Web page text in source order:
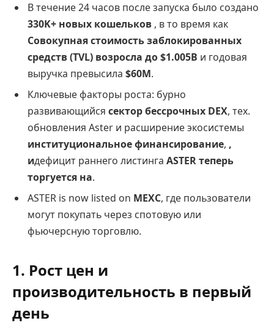
В течение 24 часов после запуска было создано
330K+ новых кошельков , в то время как
Совокупная стоимость заблокированных
средств (TVL) возросла до $1.005B и годовая
выручка превысила $60M.
Ключевые факторы роста: бурно
развивающийся сектор бессрочных DEX, тех.
обновления Aster и расширение экосистемы
институциональное финансирование, ,
идефицит раннего листинга ASTER теперь
торгуется на.
ASTER is now listed on MEXC, где пользователи
могут покупать через спотовую или
фьючерсную торговлю.
1. Рост цен и
производительность в первый
день